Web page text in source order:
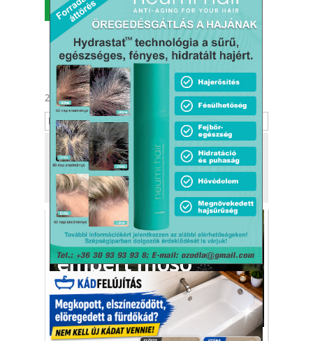
MENÜ
2026. augusztus 7.
Tekintse meg
a kiadónk, aKafi Bt.
más tevékenységét is!
Még pár év, és itt az
embert mosó
mosógép
Aktuális